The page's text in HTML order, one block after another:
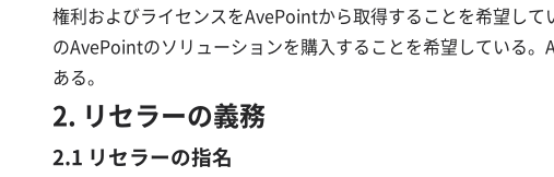
権利およびライセンスをAvePointから取得することを希望し
のAvePointのソリューションを購入することを希望している
ある。
2. リセラーの義務
2.1 リセラーの指名